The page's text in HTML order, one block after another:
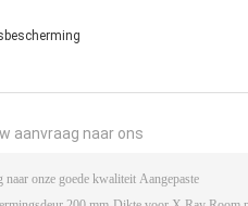
aanvraag naar ons